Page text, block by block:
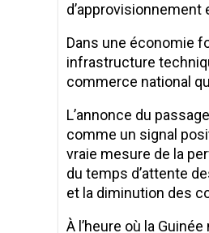
Dans une économie
infrastructure
commerce national
L’annonce du
comme un signal
vraie mesure de la
du temps d’attente
et la diminution des
À l’heure où la